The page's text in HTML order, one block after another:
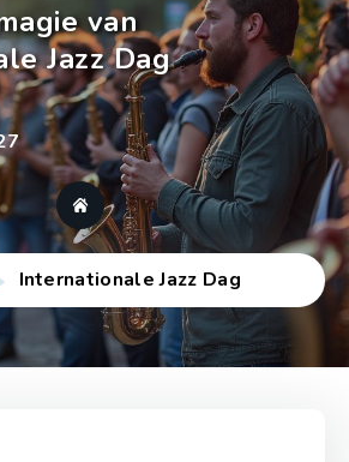
van
Jazz Dag
Internationale Jazz Dag